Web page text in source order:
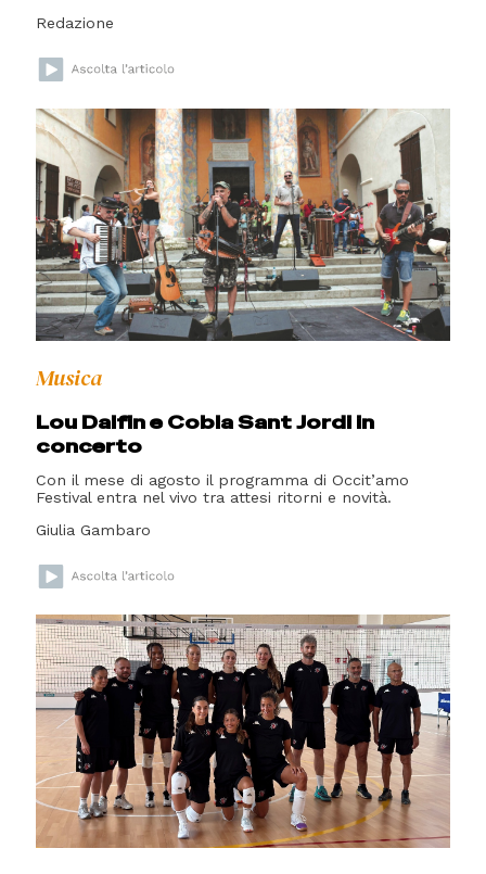
Redazione
Musica
Lou Dalfin e Cobla Sant Jordi in
concerto
Con il mese di agosto il programma di Occit’amo
Festival entra nel vivo tra attesi ritorni e novità.
Giulia Gambaro